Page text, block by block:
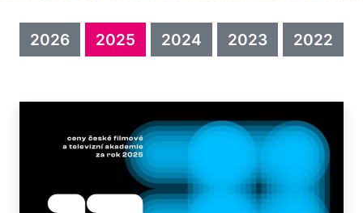
2022
2023
2024
2025
2026